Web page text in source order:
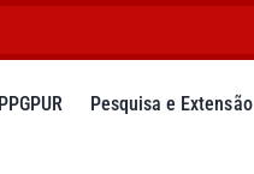
PPGPUR Pesquisa e Extensão